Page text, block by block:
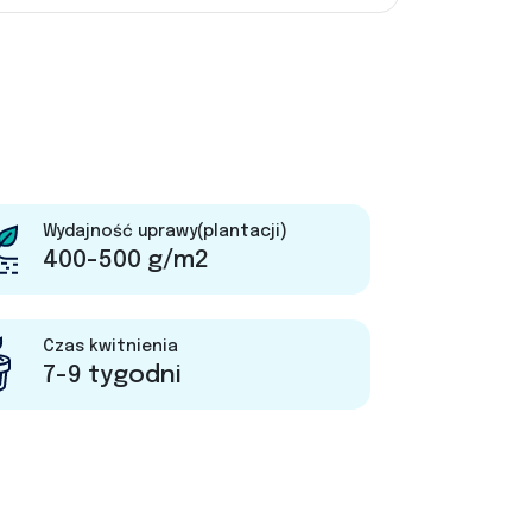
Wydajność uprawy(plantacji)
400-500 g/m2
Czas kwitnienia
7-9 tygodni